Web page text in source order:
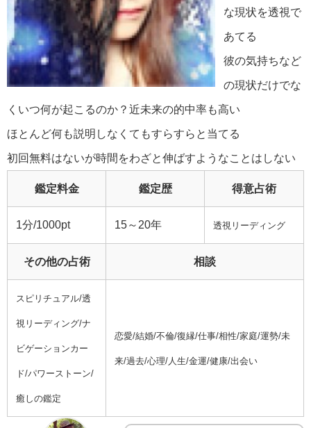
な現状を透視で
あてる
彼の気持ちなど
の現状だけでな
くいつ何が起こるのか？近未来の的中率も高い
ほとんど何も説明しなくてもすらすらと当てる
初回無料はないが時間をわざと伸ばすようなことはしない
鑑定料金 鑑定歴 得意占術
1分/1000pt 15～20年 透視リーディング
その他の占術 相談
スピリチュアル/透
視リーディング/ナ
ビゲーションカー
ド/パワーストーン/
癒しの鑑定
恋愛/結婚/不倫/復縁/仕事/相性/家庭/運勢/未
来/過去/心理/人生/金運/健康/出会い